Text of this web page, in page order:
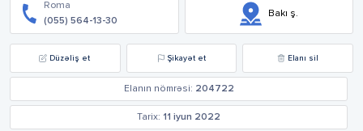
Roma
(055) 564-13-30
Bakı ş.
Düzəliş et Şikayət et Elanı sil
Elanın nömrəsi: 204722
Tarix: 11 iyun 2022